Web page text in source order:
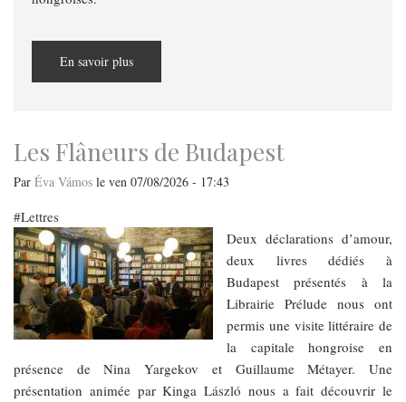
En savoir plus
Les Flâneurs de Budapest
Par Éva Vámos le ven 07/08/2026 - 17:43
Lettres
Deux déclarations d’amour,
deux livres dédiés à
Budapest présentés à la
Librairie Prélude nous ont
permis une visite littéraire de
la capitale hongroise en
présence de Nina Yargekov et Guillaume Métayer. Une
présentation animée par Kinga László nous a fait découvrir le